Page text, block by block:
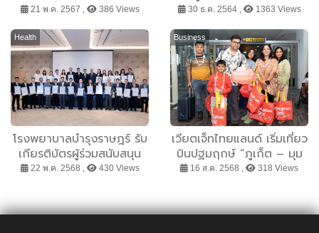
ฤดูกาลมหัศจรรย์แห่งผลไม้ปี
2567
21 พ.ค. 2567 , 386 Views
สำนักงานกลุ่มธุรกิจ IOD ใน
เมืองมุมไบ ตอบสนองลูกค้า
ในอินเดียและเอเซียแปซิฟิก
30 ธ.ค. 2564 , 1363 Views
Health
โรงพยาบาลบำรุงราษฎร์ รับ
เกียรติบัตรผู้ร่วมสนับสนุน
โครงการตามมาตรการส่ง
22 พ.ค. 2568 , 430 Views
Business
เวียตเจ็ทไทยแลนด์ เริ่มเที่ยว
บินปฐมฤกษ์ “ภูเก็ต – มุม
ไบ” เสริมเครือข่ายเส้นทาง
16 ส.ค. 2568 , 318 Views